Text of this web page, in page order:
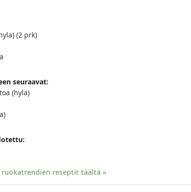
(2 prk)
seuraavat:
(hyla)
reseptit täältä »